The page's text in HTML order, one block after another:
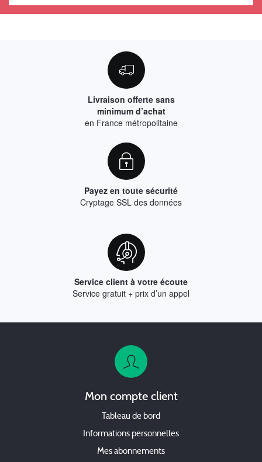
Livraison offerte sans
minimum d’achat
en France métropolitaine
Payez en toute sécurité
Cryptage SSL des données
Service client à votre écoute
Service gratuit + prix d’un appel
Mon compte client
Tableau de bord
Informations personnelles
Mes abonnements